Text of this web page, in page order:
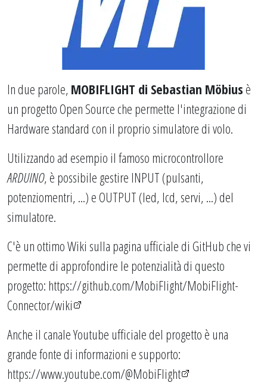
In due parole, MOBIFLIGHT di Sebastian Möbius è
un progetto Open Source che permette l'integrazione di
Hardware standard con il proprio simulatore di volo.
Utilizzando ad esempio il famoso microcontrollore
ARDUINO, è possibile gestire INPUT (pulsanti,
potenziomentri, ...) e OUTPUT (led, lcd, servi, ...) del
simulatore.
C'è un ottimo Wiki sulla pagina ufficiale di GitHub che vi
permette di approfondire le potenzialità di questo
progetto: https://github.com/MobiFlight/MobiFlight-
Connector/wiki
Anche il canale Youtube ufficiale del progetto è una
grande fonte di informazioni e supporto:
https://www.youtube.com/@MobiFlight